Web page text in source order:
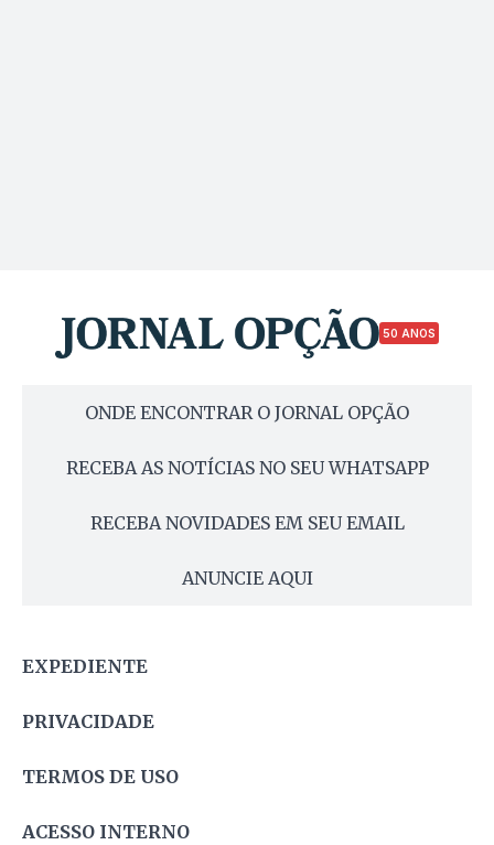
50 ANOS
ONDE ENCONTRAR O JORNAL OPÇÃO
RECEBA AS NOTÍCIAS NO SEU WHATSAPP
RECEBA NOVIDADES EM SEU EMAIL
ANUNCIE AQUI
EXPEDIENTE
PRIVACIDADE
TERMOS DE USO
ACESSO INTERNO